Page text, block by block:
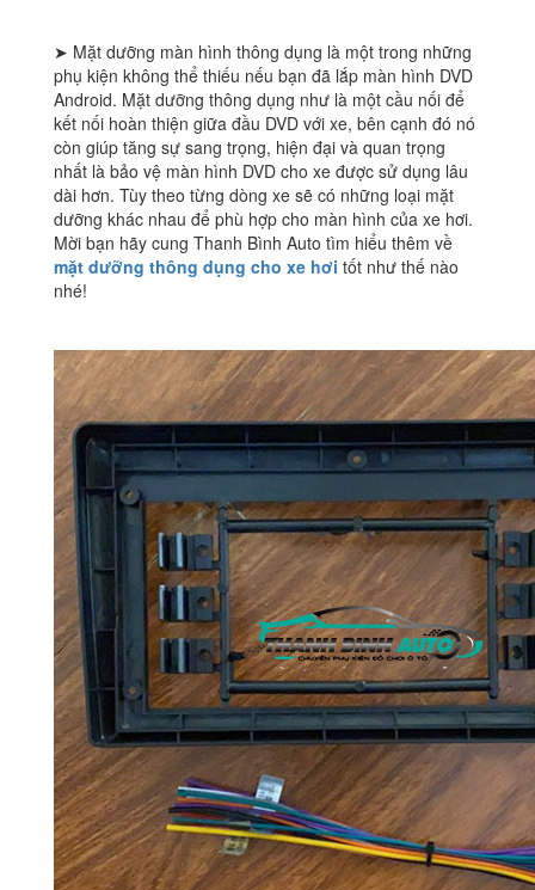
➤ Mặt dưỡng màn hình thông dụng là một trong những
phụ kiện không thể thiếu nếu bạn đã lắp màn hình DVD
Android. Mặt dưỡng thông dụng như là một cầu nối để
kết nối hoàn thiện giữa đầu DVD với xe, bên cạnh đó nó
còn giúp tăng sự sang trọng, hiện đại và quan trọng
nhất là bảo vệ màn hình DVD cho xe được sử dụng lâu
dài hơn. Tùy theo từng dòng xe sẽ có những loại mặt
dưỡng khác nhau để phù hợp cho màn hình của xe hơi.
Mời bạn hãy cung Thanh Bình Auto tìm hiểu thêm về
mặt dưỡng thông dụng cho xe hơi tốt như thế nào
nhé!